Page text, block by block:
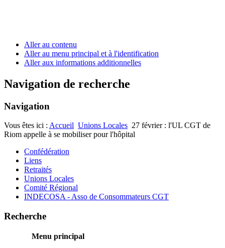
Aller au contenu
Aller au menu principal et à l'identification
Aller aux informations additionnelles
Navigation de recherche
Navigation
Vous êtes ici : Accueil Unions Locales 27 février : l'UL CGT de
Riom appelle à se mobiliser pour l'hôpital
Confédération
Liens
Retraités
Unions Locales
Comité Régional
INDECOSA - Asso de Consommateurs CGT
Recherche
Menu principal